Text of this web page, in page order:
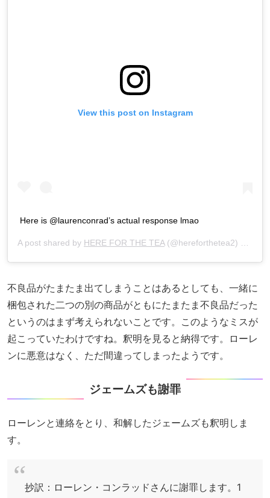
View this post on Instagram
Here is @laurenconrad’s actual response lmao
A post shared by HERE FOR THE TEA(@hereforthetea2) on
不良品がたまたま出てしまうことはあるとしても、一緒に
梱包された二つの別の商品がともにたまたま不良品だった
というのはまず考えられないことです。このようなミスが
起こっていたわけですね。釈明を見ると納得です。ローレ
ンに悪意はなく、ただ間違ってしまったようです。
ジェームズも謝罪
ローレンと連絡をとり、和解したジェームズも釈明しま
す。
抄訳：ローレン・コンラッドさんに謝罪します。1